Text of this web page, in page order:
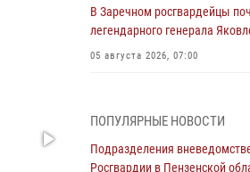
В Заречном росгвардейцы
легендарного генерала
05 августа 2026, 07:00
с вооружением и техникой
05 августа 2026, 06:15 6
ПОПУЛЯРНЫЕ НОВОСТИ
Подразделения
Росгвардии в Пензенской